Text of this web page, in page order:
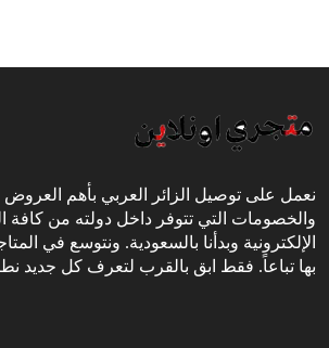
نعمل على توصيل الزائر العربي بأهم العروض
والخصومات التي تتوفر داخل دولته من كافة
الإلكترونية وبدأنا بالسعودية. ونتوسع في
بها تباعاً. فقط ابق بالقرب لتعرف كل جديد